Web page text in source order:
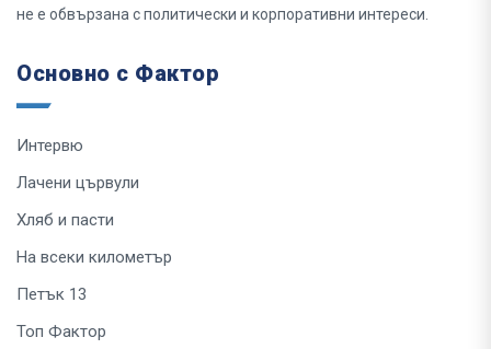
не е обвързана с политически и корпоративни интереси.
Основно с Фактор
Интервю
Лачени цървули
Хляб и пасти
На всеки километър
Петък 13
Топ Фактор